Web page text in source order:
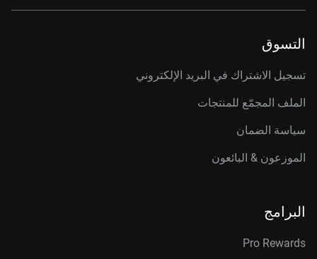
التسوق
تسجيل الاشتراك في البريد الإلكتروني
الملف المجمّع للمنتجات
سياسة الضمان
الموزعون & البائعون
البرامج
Pro Rewards